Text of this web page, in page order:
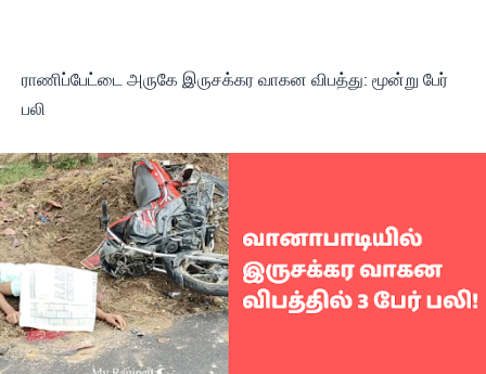
ராணிப்பேட்டை அருகே இருசக்கர வாகன விபத்து: மூன்று பேர்
பலி